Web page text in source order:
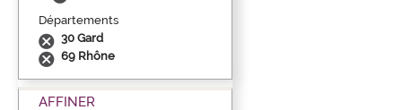
Départements
30 Gard
69 Rhône
AFFINER